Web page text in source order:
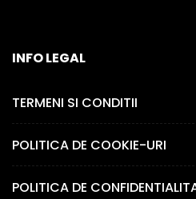
INFO LEGAL
TERMENI SI CONDITII
POLITICA DE COOKIE-URI
POLITICA DE